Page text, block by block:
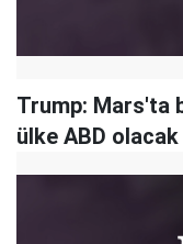
Trump: Mars'ta
ülke ABD olacak